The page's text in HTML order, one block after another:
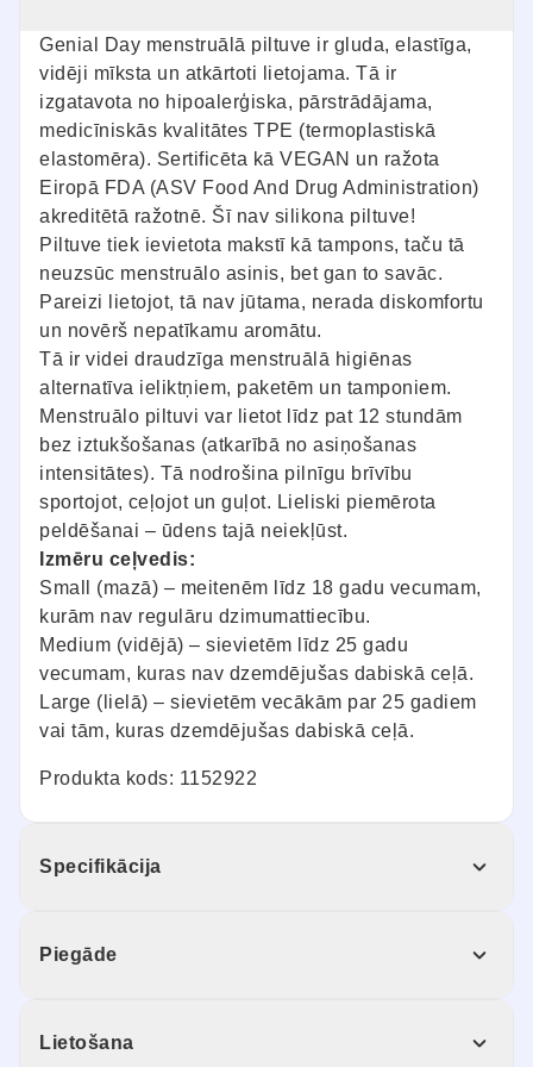
Genial Day menstruālā piltuve ir gluda, elastīga,
vidēji mīksta un atkārtoti lietojama. Tā ir
izgatavota no hipoalerģiska, pārstrādājama,
medicīniskās kvalitātes TPE (termoplastiskā
elastomēra). Sertificēta kā VEGAN un ražota
Eiropā FDA (ASV Food And Drug Administration)
akreditētā ražotnē. Šī nav silikona piltuve!
Piltuve tiek ievietota makstī kā tampons, taču tā
neuzsūc menstruālo asinis, bet gan to savāc.
Pareizi lietojot, tā nav jūtama, nerada diskomfortu
un novērš nepatīkamu aromātu.
Tā ir videi draudzīga menstruālā higiēnas
alternatīva ieliktņiem, paketēm un tamponiem.
Menstruālo piltuvi var lietot līdz pat 12 stundām
bez iztukšošanas (atkarībā no asiņošanas
intensitātes). Tā nodrošina pilnīgu brīvību
sportojot, ceļojot un guļot. Lieliski piemērota
peldēšanai – ūdens tajā neiekļūst.
Izmēru ceļvedis:
Small (mazā) – meitenēm līdz 18 gadu vecumam,
kurām nav regulāru dzimumattiecību.
Medium (vidējā) – sievietēm līdz 25 gadu
vecumam, kuras nav dzemdējušas dabiskā ceļā.
Large (lielā) – sievietēm vecākām par 25 gadiem
vai tām, kuras dzemdējušas dabiskā ceļā.
Produkta kods: 1152922
Specifikācija
Piegāde
Lietošana